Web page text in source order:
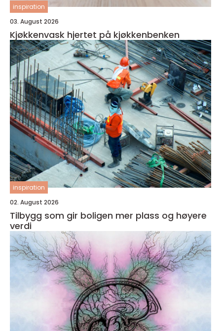
inspiration
03. August 2026
Kjøkkenvask hjertet på kjøkkenbenken
inspiration
02. August 2026
Tilbygg som gir boligen mer plass og høyere
verdi